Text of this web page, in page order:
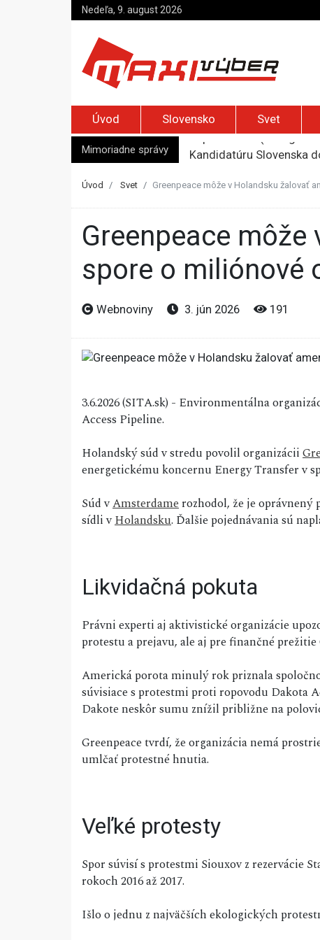
Nedeľa, 9. august 2026
Úvod Slovensko Svet
Mimoriadne správy
Kandidatúru Slovenska
Pápež Lev XIV. sa vo
Úvod Svet Greenpeace môže v Holandsku žalovať
Greenpeace môže v Holandsku žalovať americký koncern v
spore o miliónové
Webnoviny 3. jún 2026 191
3.6.2026 (SITA.sk) - Environmentálna
Access Pipeline.
Holandský súd v stredu povolil organizácii
energetickému koncernu Energy Transfer v
Súd vAmsterdamerozhodol, že je oprávnený
sídli vHolandsku. Ďalšie pojednávania sú
Likvidačná pokuta
Právni experti aj aktivistické organizácie
protestu a prejavu, ale aj pre finančné prežitie
Americká porota minulý rok priznala
súvisiace s protestmi proti ropovodu Dakota
Dakote neskôr sumu znížil približne na
Greenpeace tvrdí, že organizácia nemá
umlčať protestné hnutia.
Veľké protesty
Spor súvisí s protestmi Siouxov z rezervácie
rokoch 2016 až 2017.
Išlo o jednu z najväčších ekologických